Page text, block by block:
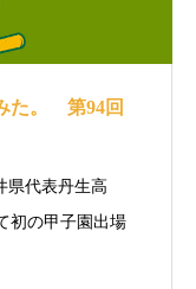
た。 第94回
県代表丹生高
初の甲子園出場